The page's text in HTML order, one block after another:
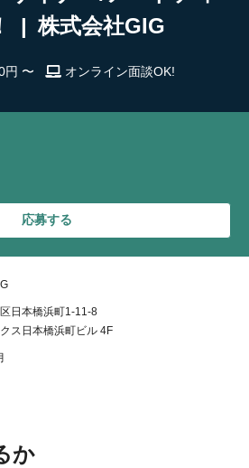
| 株式会社GIG
円 〜 オンライン面談OK!
か
応募する
日本橋浜町1-11-8
ス日本橋浜町ビル 4F